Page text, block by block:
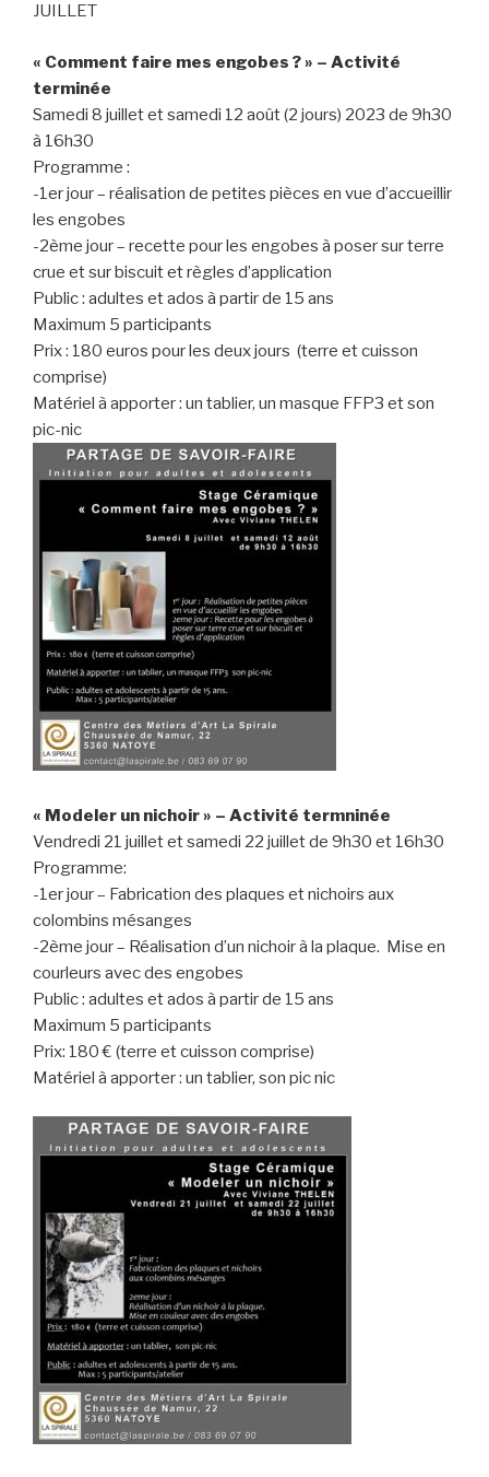
JUILLET
« Comment faire mes engobes ? » – Activité
terminée
Samedi 8 juillet et samedi 12 août (2 jours) 2023 de 9h30
à 16h30
Programme :
-1er jour – réalisation de petites pièces en vue d’accueillir
les engobes
-2ème jour – recette pour les engobes à poser sur terre
crue et sur biscuit et règles d’application
Public : adultes et ados à partir de 15 ans
Maximum 5 participants
Prix : 180 euros pour les deux jours (terre et cuisson
comprise)
Matériel à apporter : un tablier, un masque FFP3 et son
pic-nic
« Modeler un nichoir » – Activité termninée
Vendredi 21 juillet et samedi 22 juillet de 9h30 et 16h30
Programme:
-1er jour – Fabrication des plaques et nichoirs aux
colombins mésanges
-2ème jour – Réalisation d’un nichoir à la plaque. Mise en
courleurs avec des engobes
Public : adultes et ados à partir de 15 ans
Maximum 5 participants
Prix: 180 € (terre et cuisson comprise)
Matériel à apporter : un tablier, son pic nic